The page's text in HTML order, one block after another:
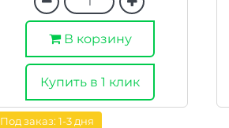
В корзину
Купить в 1 клик
Под заказ: 1-3 дня